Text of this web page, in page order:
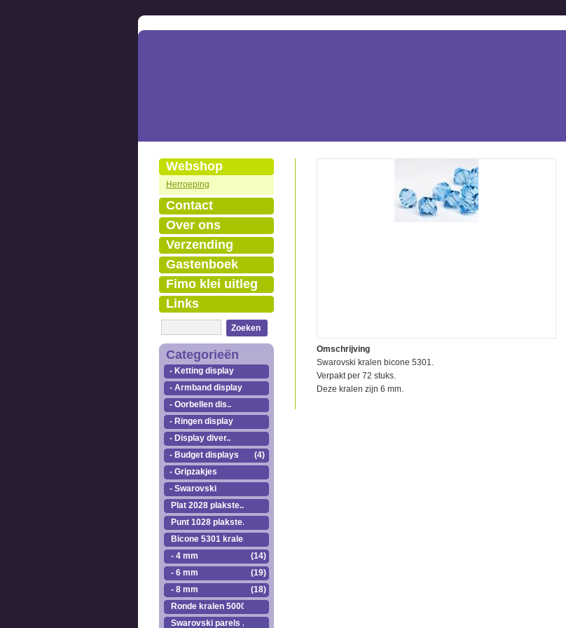
Webshop
Herroeping
Contact
Over ons
Verzending
Gastenboek
Fimo klei uitleg
Links
Zoeken
Categorieën
- Ketting display
- Armband display
- Oorbellen dis..
- Ringen display
- Display diver..
- Budget displays
(4)
- Gripzakjes
- Swarovski
Plat 2028 plakste..
Punt 1028 plakste..
Bicone 5301 kralen.
- 4 mm
(14)
- 6 mm
(19)
- 8 mm
(18)
Ronde kralen 5000
Swarovski parels ..
Omschrijving
Swarovski kralen bicone 5301.
Verpakt per 72 stuks.
Deze kralen zijn 6 mm.